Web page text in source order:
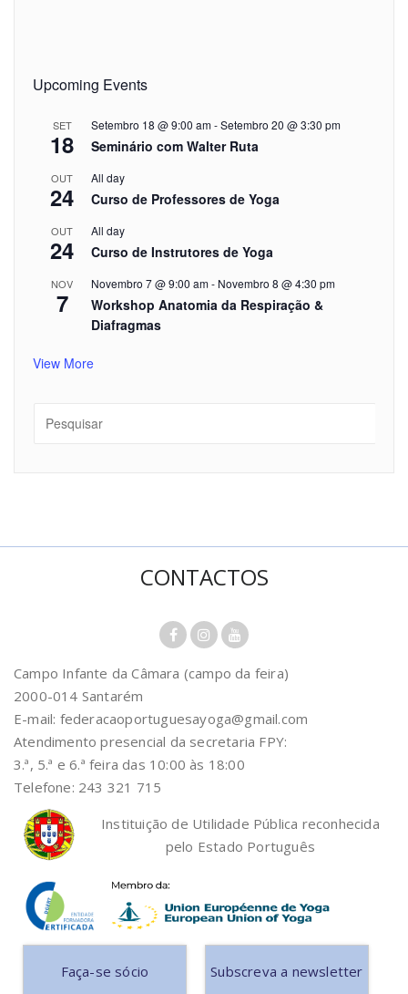
Upcoming Events
SET
18
Setembro 18 @ 9:00 am-Setembro 20 @ 3:30 pm
Seminário com Walter Ruta
OUT
24
All day
Curso de Professores de Yoga
OUT
24
All day
Curso de Instrutores de Yoga
NOV
7
Novembro 7 @ 9:00 am- Novembro 8 @ 4:30 pm
Workshop Anatomia da Respiração &
Diafragmas
View More
CONTACTOS
Campo Infante da Câmara (campo da feira)
2000-014 Santarém
E-mail: federacaoportuguesayoga@gmail.com
Atendimento presencial da secretaria FPY:
3.ª, 5.ª e 6.ª feira das 10:00 às 18:00
Telefone: 243 321 715
Instituição de Utilidade Pública reconhecida
pelo Estado Português
Faça-se sócio Subscreva a newsletter